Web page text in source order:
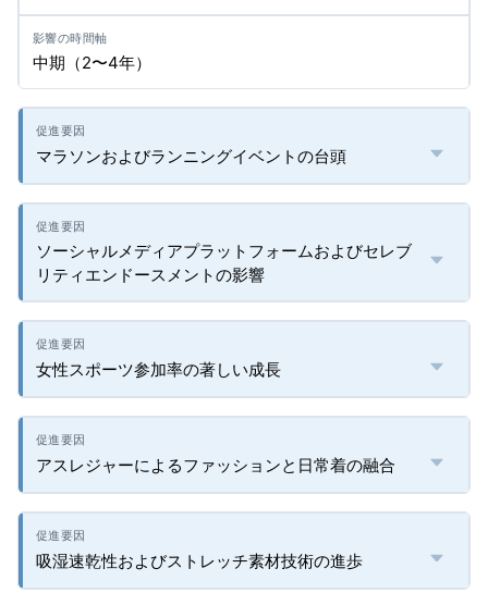
中期（2〜4年）
マラソンおよびランニングイベントの台頭
ソーシャルメディアプラットフォームおよびセレブ
リティエンドースメントの影響
女性スポーツ参加率の著しい成長
アスレジャーによるファッションと日常着の融合
吸湿速乾性およびストレッチ素材技術の進歩